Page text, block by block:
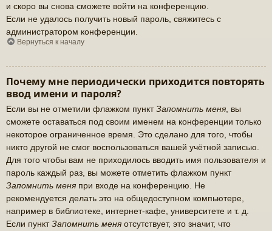
и скоро вы снова сможете войти на конференцию.
Если не удалось получить новый пароль, свяжитесь с
администратором конференции.
Вернуться к началу
Почему мне периодически приходится повторять
ввод имени и пароля?
Если вы не отметили флажком пунктЗапомнить меня , вы
сможете оставаться под своим именем на конференции только
некоторое ограниченное время. Это сделано для того, чтобы
никто другой не смог воспользоваться вашей учётной записью.
Для того чтобы вам не приходилось вводить имя пользователя и
пароль каждый раз, вы можете отметить флажком пункт
Запомнить меня при входе на конференцию. Не
рекомендуется делать это на общедоступном компьютере,
например в библиотеке, интернет-кафе, университете и т. д.
Если пунктЗапомнить меня отсутствует, это значит, что